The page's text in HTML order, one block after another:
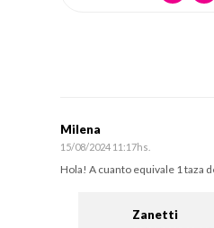
Milena
15/08/2024 11:17hs.
Hola! A cuanto equivale 1 taza
Zanetti